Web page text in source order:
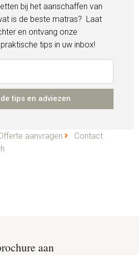
bij het aanschaffen van
is de beste matras? Laat
en ontvang onze
tips in uw inbox!
tips en adviezen
aanvragen
Contact
aan